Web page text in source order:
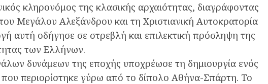
κληρονόμος της κλασικής αρχαιότητας, διαγράφοντας
Μεγάλου Αλεξάνδρου και τη Χριστιανική Αυτοκρατορία
αυτή οδήγησε σε στρεβλή και επιλεκτική πρόσληψη της
των Ελλήνων.
δυνάμεων της εποχής υποχρέωσε τη δημιουργία ενός
περιορίστηκε γύρω από το δίπολο Αθήνα-Σπάρτη. Το